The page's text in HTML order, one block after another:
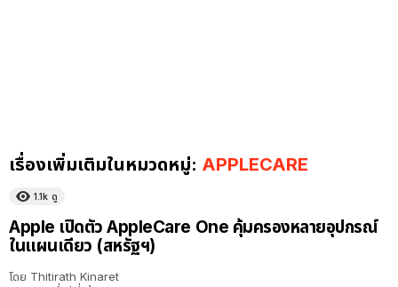
เรื่องเพิ่มเติมในหมวดหมู่: APPLECARE
1.1k ดู
Apple เปิดตัว AppleCare One คุ้มครองหลายอุปกรณ์
ในแผนเดียว (สหรัฐฯ)
โดย Thitirath Kinaret